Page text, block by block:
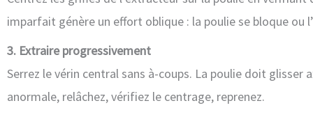
imparfait génère un effort oblique : la poulie se bloque ou
3. Extraire progressivement
Serrez le vérin central sans à-coups. La poulie doit
anormale, relâchez, vérifiez le centrage, reprenez.